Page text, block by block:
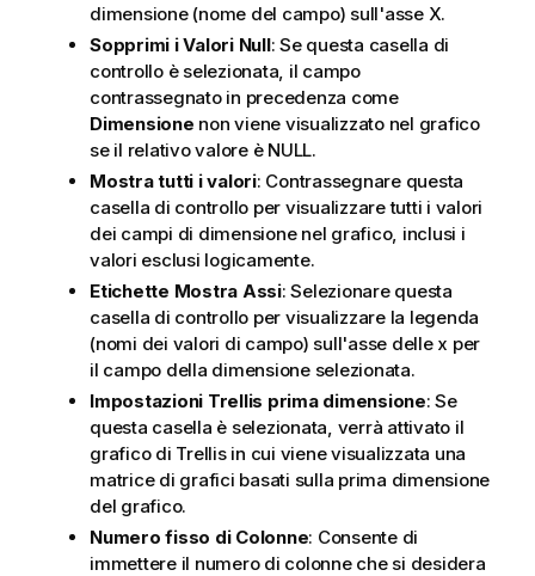
dimensione (nome del campo) sull'asse X.
Sopprimi i Valori Null: Se questa casella di
controllo è selezionata, il campo
contrassegnato in precedenza come
Dimensione non viene visualizzato nel grafico
se il relativo valore è NULL.
Mostra tutti i valori: Contrassegnare questa
casella di controllo per visualizzare tutti i valori
dei campi di dimensione nel grafico, inclusi i
valori esclusi logicamente.
Etichette Mostra Assi: Selezionare questa
casella di controllo per visualizzare la legenda
(nomi dei valori di campo) sull'asse delle x per
il campo della dimensione selezionata.
Impostazioni Trellis prima dimensione: Se
questa casella è selezionata, verrà attivato il
grafico di Trellis in cui viene visualizzata una
matrice di grafici basati sulla prima dimensione
del grafico.
Numero fisso di Colonne: Consente di
immettere il numero di colonne che si desidera